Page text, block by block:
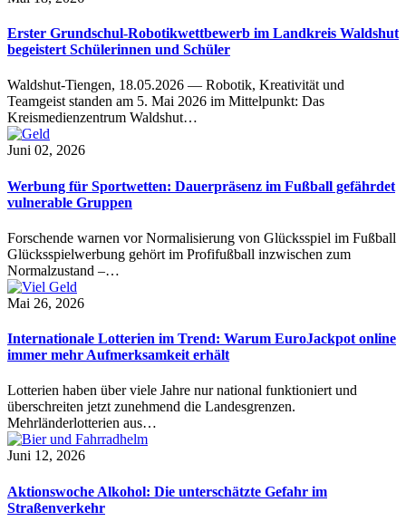
Erster Grundschul-Robotikwettbewerb im Landkreis Waldshut
begeistert Schülerinnen und Schüler
Waldshut-Tiengen, 18.05.2026 — Robotik, Kreativität und
Teamgeist standen am 5. Mai 2026 im Mittelpunkt: Das
Kreismedienzentrum Waldshut…
Juni 02, 2026
Werbung für Sportwetten: Dauerpräsenz im Fußball gefährdet
vulnerable Gruppen
Forschende warnen vor Normalisierung von Glücksspiel im Fußball
Glücksspielwerbung gehört im Profifußball inzwischen zum
Normalzustand –…
Mai 26, 2026
Internationale Lotterien im Trend: Warum EuroJackpot online
immer mehr Aufmerksamkeit erhält
Lotterien haben über viele Jahre nur national funktioniert und
überschreiten jetzt zunehmend die Landesgrenzen.
Mehrländerlotterien aus…
Juni 12, 2026
Aktionswoche Alkohol: Die unterschätzte Gefahr im
Straßenverkehr